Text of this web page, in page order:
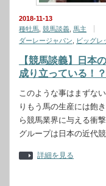
2018-11-13
種牡馬 競馬談義 馬主
ダーレージャパン
ビッグレ
【競馬談義】日本
成り立っている！
このような事はまずな
りもう馬の生産には飽
ら競馬業界に与える衝
グループは日本の近代
詳細を見る